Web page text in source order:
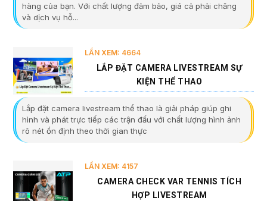
hàng của bạn. Với chất lượng đảm bảo, giá cả phải chăng
và dịch vụ hỗ...
LẦN XEM: 4664
LẮP ĐẶT CAMERA LIVESTREAM SỰ
KIỆN THỂ THAO
Lắp đặt camera livestream thể thao là giải pháp giúp ghi
hình và phát trực tiếp các trận đấu với chất lượng hình ảnh
rõ nét ổn định theo thời gian thực
LẦN XEM: 4157
CAMERA CHECK VAR TENNIS TÍCH
HỢP LIVESTREAM